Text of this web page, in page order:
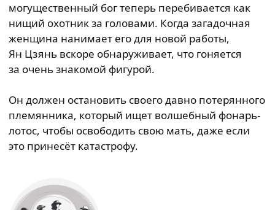
могущественный бог теперь перебивается как
нищий охотник за головами. Когда загадочная
женщина нанимает его для новой работы,
Ян Цзянь вскоре обнаруживает, что гоняется
за очень знакомой фигурой.
Он должен остановить своего давно потерянного
племянника, который ищет волшебный фонарь-
лотос, чтобы освободить свою мать, даже если
это принесёт катастрофу.